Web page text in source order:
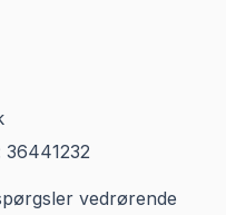
vedrørende